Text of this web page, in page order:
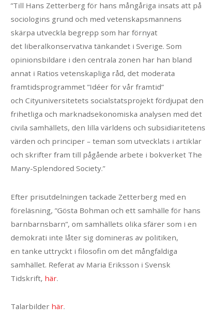
”Till Hans Zetterberg för hans mångåriga insats att på
sociologins grund och med vetenskapsmannens
skärpa utveckla begrepp som har förnyat
det liberalkonservativa tänkandet i Sverige. Som
opinionsbildare i den centrala zonen har han bland
annat i Ratios vetenskapliga råd, det moderata
framtidsprogrammet ”Idéer för vår framtid”
och Cityuniversitetets socialstatsprojekt fördjupat den
frihetliga och marknadsekonomiska analysen med det
civila samhällets, den lilla världens och subsidiaritetens
värden och principer – teman som utvecklats i artiklar
och skrifter fram till pågående arbete i bokverket The
Many-Splendored Society.”
Efter prisutdelningen tackade Zetterberg med en
föreläsning, ”Gösta Bohman och ett samhälle för hans
barnbarnsbarn”, om samhällets olika sfärer som i en
demokrati inte låter sig domineras av politiken,
en tanke uttryckt i filosofin om det mångfaldiga
samhället. Referat av Maria Eriksson i Svensk
Tidskrift, här.
Talarbilder här.